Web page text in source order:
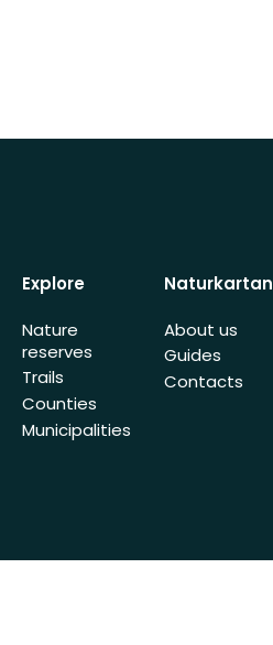
Explore
Nature
reserves
Trails
Counties
Municipalities
Naturkartan
About us
Guides
Contacts